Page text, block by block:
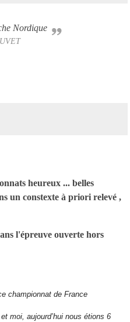
Nordique
heureux ... belles
un constexte à priori relevé ,
l'épreuve ouverte hors
championnat de France
et moi, aujourd’hui nous étions 6